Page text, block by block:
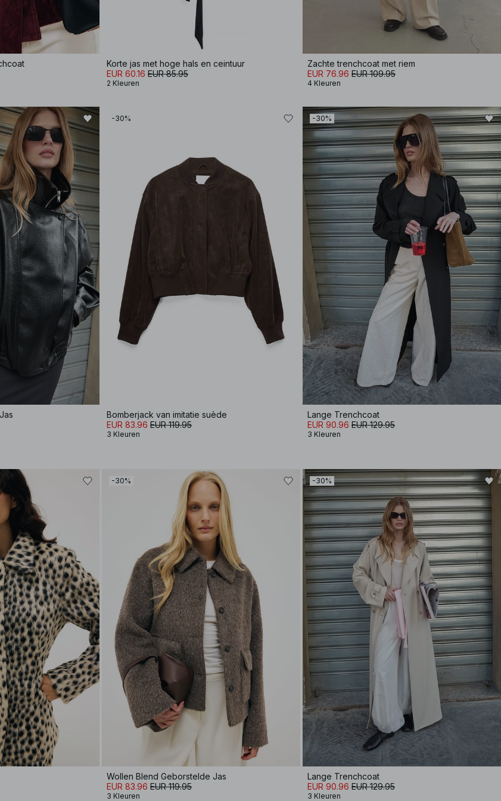
Korte jas met hoge hals en ceintuur
EUR 60.16 EUR 85.95
2 Kleuren
Zachte trenchcoat met riem
EUR 76.96 EUR 109.95
4 Kleuren
-30%
Bomberjack van imitatie suède
EUR 83.96 EUR 119.95
3 Kleuren
-30%
Lange Trenchcoat
EUR 90.96 EUR 129.95
3 Kleuren
-30%
Wollen Blend Geborstelde Jas
EUR 83.96 EUR 119.95
3 Kleuren
-30%
Lange Trenchcoat
EUR 90.96 EUR 129.95
3 Kleuren